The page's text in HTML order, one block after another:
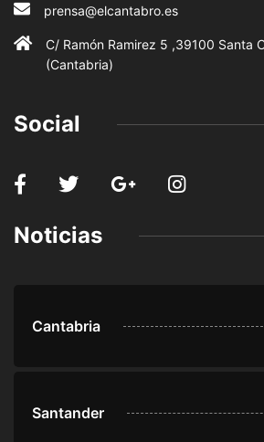
prensa@elcantabro.es
C/ Ramón Ramirez 5 ,39100 Santa
(Cantabria)
Social
Noticias
Cantabria
Santander